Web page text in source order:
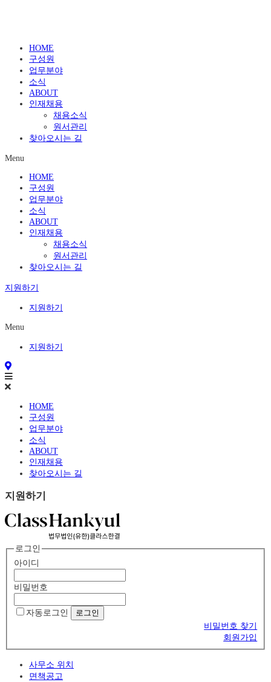
HOME
구성원
업무분야
소식
ABOUT
인재채용
채용소식
원서관리
찾아오시는 길
Menu
HOME
구성원
업무분야
소식
ABOUT
인재채용
채용소식
원서관리
찾아오시는 길
지원하기
지원하기
Menu
지원하기
HOME
구성원
업무분야
소식
ABOUT
인재채용
찾아오시는 길
지원하기
로그인
아이디
비밀번호
자동로그인
비밀번호 찾기
회원가입
사무소 위치
면책공고